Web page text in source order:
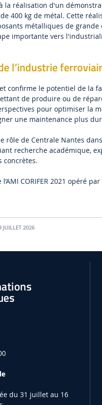
la réalisation d'un
400 kg de métal. Cette
métalliques de
importante vers
l’industrie
confirme le potentiel de la
de produire ou de
pour optimiser la
une maintenance plus
rôle de Centrale Nantes
recherche académique,
concrètes.
CORIFER 2021 opéré
JUILLET 2026
du 31 juillet au 16